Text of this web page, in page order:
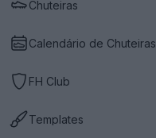
Chuteiras
Calendário de Chuteiras
FH Club
Templates